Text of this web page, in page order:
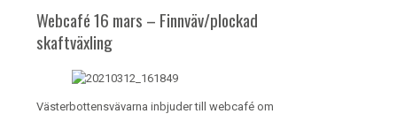
Webcafé 16 mars – Finnväv/plockad
skaftväxling
Västerbottensvävarna inbjuder till webcafé om